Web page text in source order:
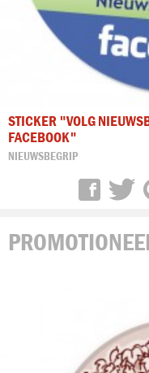
STICKER "VOLG
FACEBOOK"
NIEUWSBEGRIP